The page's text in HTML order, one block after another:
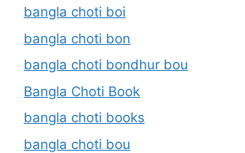
bangla choti boi
bangla choti bon
bangla choti bondhur bou
Bangla Choti Book
bangla choti books
bangla choti bou